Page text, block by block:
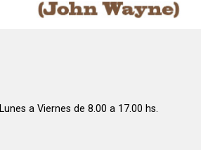
Lunes a Viernes de 8.00 a 17.00 hs.